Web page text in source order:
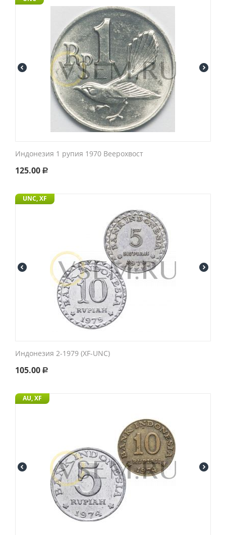
Индонезия 1 рупия 1970 Веерохвост
125.00 Р
UNC, XF
Индонезия 2-1979 (XF-UNC)
105.00 Р
AU, XF